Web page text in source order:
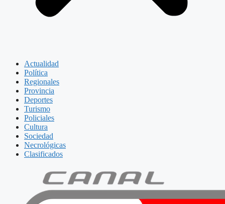
Actualidad
Política
Regionales
Provincia
Deportes
Turismo
Policiales
Cultura
Sociedad
Necrológicas
Clasificados